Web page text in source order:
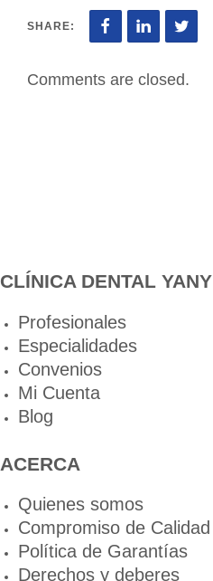
SHARE:
Comments are closed.
CLÍNICA DENTAL YANY
Profesionales
Especialidades
Convenios
Mi Cuenta
Blog
ACERCA
Quienes somos
Compromiso de Calidad
Política de Garantías
Derechos y deberes